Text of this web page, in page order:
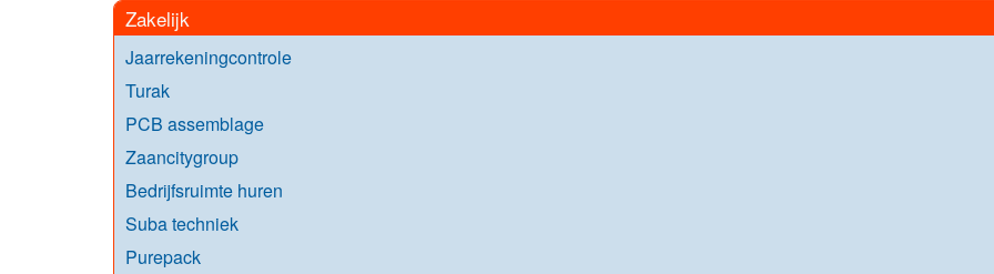
Zakelijk
Jaarrekeningcontrole
Turak
PCB assemblage
Zaancitygroup
Bedrijfsruimte huren
Suba techniek
Purepack